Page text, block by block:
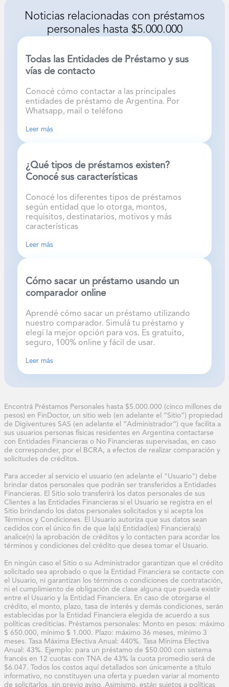
Noticias relacionadas con préstamos
personales hasta $5.000.000
Todas las Entidades de Préstamo y sus
vías de contacto
Conocé cómo contactar a las principales
entidades de préstamo de Argentina. Por
Whatsapp, mail o teléfono
Leer más
¿Qué tipos de préstamos existen?
Conocé sus características
Conocé los diferentes tipos de préstamos
según entidad que lo otorga, montos,
requisitos, destinatarios, motivos y más
características
Leer más
Cómo sacar un préstamo usando un
comparador online
Aprendé cómo sacar un préstamo utilizando
nuestro comparador. Simulá tu préstamo y
elegí la mejor opción para vos. Es gratuito,
seguro, 100% online y fácil de usar.
Leer más
Encontrá Préstamos Personales hasta $5.000.000 (cinco millones de
pesos) en FinDoctor, un sitio web (en adelante el “Sitio”) propiedad
de Digiventures SAS (en adelante el “Administrador”) que facilita a
sus usuarios personas físicas residentes en Argentina contactarse
con Entidades Financieras o No Financieras supervisadas, en caso
de corresponder, por el BCRA, a efectos de realizar comparación y
solicitudes de créditos.
Para acceder al servicio el usuario (en adelante el "Usuario") debe
brindar datos personales que podrán ser transferidos a Entidades
Financieras. El Sitio solo transferirá los datos personales de sus
Clientes a las Entidades Financieras si el Usuario se registra en el
Sitio brindando los datos personales solicitados y si acepta los
Términos y Condiciones. El Usuario autoriza que sus datos sean
cedidos con el único fin de que la(s) Entidad(es) Financiera(s)
analice(n) la aprobación de créditos y lo contacten para acordar los
términos y condiciones del crédito que desea tomar el Usuario.
En ningún caso el Sitio o su Administrador garantizan que el crédito
solicitado sea aprobado o que la Entidad Financiera se contacte con
el Usuario, ni garantizan los términos o condiciones de contratación,
ni el cumplimiento de obligación de clase alguna que pueda existir
entre el Usuario y la Entidad Financiera. En caso de otorgarse el
crédito, el monto, plazo, tasa de interés y demás condiciones, serán
establecidas por la Entidad Financiera elegida de acuerdo a sus
políticas crediticias. Préstamos personales: Monto en pesos: máximo
$ 650.000, mínimo $ 1.000. Plazo: máximo 36 meses, mínimo 3
meses. Tasa Máxima Efectiva Anual: 440%. Tasa Mínima Efectiva
Anual: 43%. Ejemplo: para un préstamo de $50.000 con sistema
francés en 12 cuotas con TNA de 43% la cuota promedio será de
$6.047. Todos los costos aquí detallados son únicamente a título
informativo, no constituyen una oferta y pueden variar al momento
de solicitarlos, sin previo aviso. Asimismo, están sujetos a políticas